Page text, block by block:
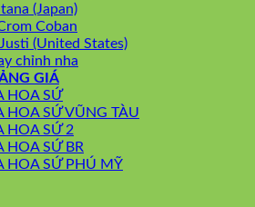
(Japan)
Coban
(United States)
chỉnh nha
GIÁ
HOA SỨ
HOA SỨ VŨNG TÀU
HOA SỨ 2
HOA SỨ BR
HOA SỨ PHÚ MỸ